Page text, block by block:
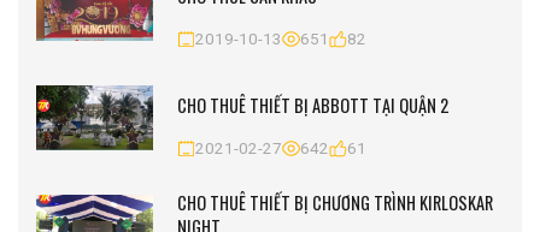
2019-10-13 651 82
CHO THUÊ THIẾT BỊ ABBOTT TẠI QUẬN 2
2021-02-27 642 61
CHO THUÊ THIẾT BỊ CHƯƠNG TRÌNH KIRLOSKAR
NIGHT